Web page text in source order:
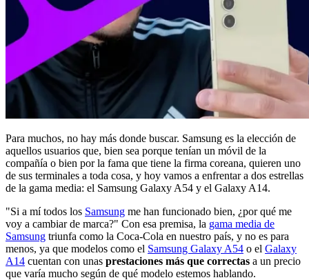
Para muchos, no hay más donde buscar. Samsung es la elección de
aquellos usuarios que, bien sea porque tenían un móvil de la
compañía o bien por la fama que tiene la firma coreana, quieren uno
de sus terminales a toda cosa, y hoy vamos a enfrentar a dos estrellas
de la gama media: el Samsung Galaxy A54 y el Galaxy A14.
"Si a mí todos los Samsung me han funcionado bien, ¿por qué me
voy a cambiar de marca?" Con esa premisa, la gama media de
Samsung triunfa como la Coca-Cola en nuestro país, y no es para
menos, ya que modelos como el Samsung Galaxy A54 o el Galaxy
A14 cuentan con unas prestaciones más que correctas a un precio
que varía mucho según de qué modelo estemos hablando.